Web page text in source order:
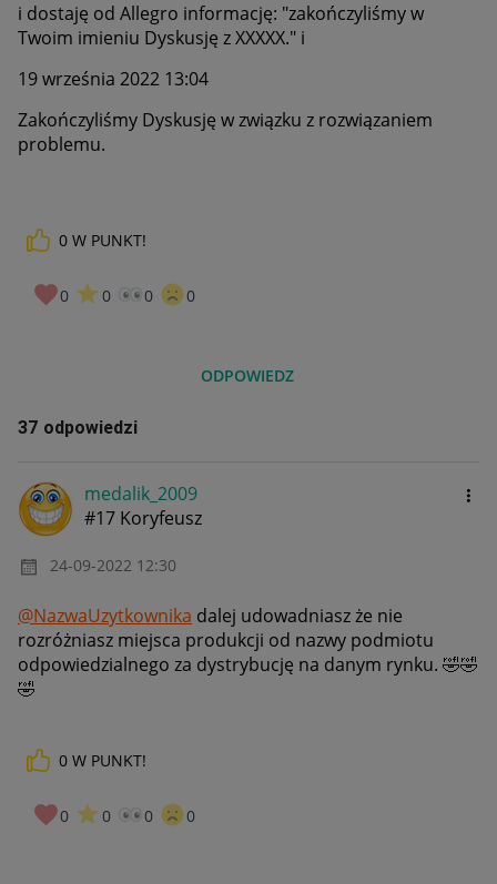
i dostaję od Allegro informację: "zakończyliśmy w
Twoim imieniu Dyskusję z XXXXX." i
19 września 2022 13:04
Zakończyliśmy Dyskusję w związku z rozwiązaniem
problemu.
0 W PUNKT!
0 0 0 0
ODPOWIEDZ
37 odpowiedzi
medalik_2009
#17 Koryfeusz
‎24-09-2022 12:30
@NazwaUzytkownika dalej udowadniasz że nie
rozróżniasz miejsca produkcji od nazwy podmiotu
odpowiedzialnego za dystrybucję na danym rynku. 🤣🤣
🤣
0 W PUNKT!
0 0 0 0